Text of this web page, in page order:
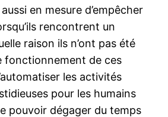
en mesure d’empêcher
rencontrent un
raison ils n’ont pas été
fonctionnement de ces
les activités
pour les humains
pouvoir dégager du temps